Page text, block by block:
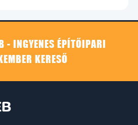
- INGYENES ÉPÍTŐIPARI
KERESŐ